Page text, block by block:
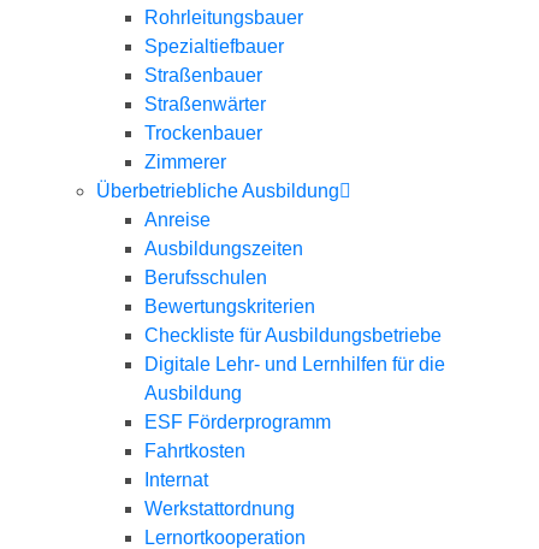
Rohrleitungsbauer
Spezialtiefbauer
Straßenbauer
Straßenwärter
Trockenbauer
Zimmerer
Überbetriebliche Ausbildung
Anreise
Ausbildungszeiten
Berufsschulen
Bewertungskriterien
Checkliste für Ausbildungsbetriebe
Digitale Lehr- und Lernhilfen für die
Ausbildung
ESF Förderprogramm
Fahrtkosten
Internat
Werkstattordnung
Lernortkooperation